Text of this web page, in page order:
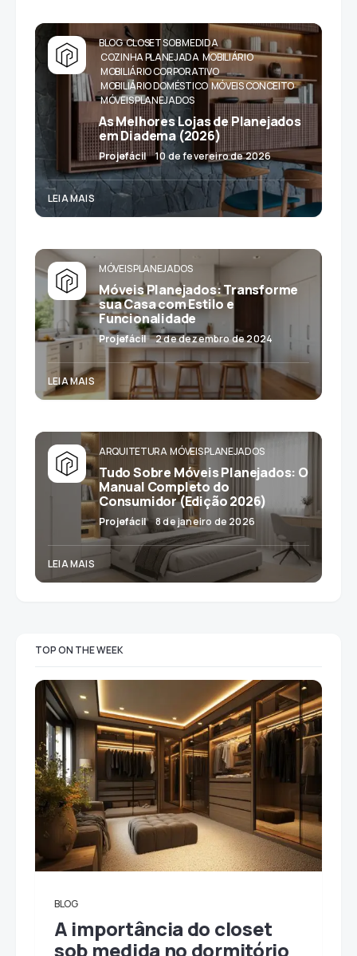
BLOG CLOSET SOB MEDIDA
COZINHA PLANEJADA MOBILIÁRIO
MOBILIÁRIO CORPORATIVO
MOBILIÁRIO DOMÉSTICO MÓVEIS CONCEITO
MÓVEIS PLANEJADOS
As Melhores Lojas de Planejados
em Diadema (2026)
Projefácil 10 de fevereiro de 2026
LEIA MAIS
MÓVEIS PLANEJADOS
Móveis Planejados: Transforme
sua Casa com Estilo e
Funcionalidade
Projefácil 2 de dezembro de 2024
LEIA MAIS
ARQUITETURA MÓVEIS PLANEJADOS
Tudo Sobre Móveis Planejados: O
Manual Completo do
Consumidor (Edição 2026)
Projefácil 8 de janeiro de 2026
LEIA MAIS
TOP ON THE WEEK
BLOG
A importância do closet
sob medida no dormitório